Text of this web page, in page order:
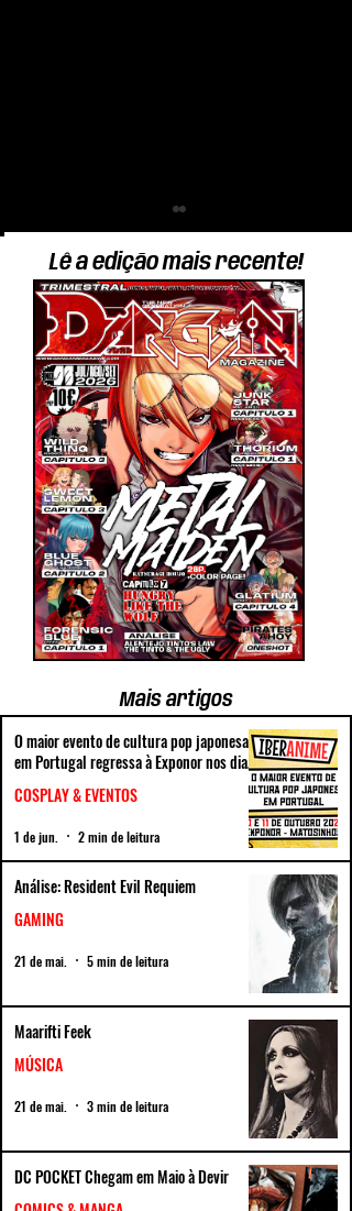
Atraso da edição física
#2 ABR/MAI
Lê a edição mais recente!
Mais artigos
O maior evento de cultura pop japonesa
em Portugal regressa à Exponor nos dias
10 e 11 de outubro
COSPLAY & EVENTOS
1 de jun. 2 min de leitura
Análise: Resident Evil Requiem
GAMING
21 de mai. 5 min de leitura
Maarifti Feek
MÚSICA
21 de mai. 3 min de leitura
DC POCKET Chegam em Maio à Devir